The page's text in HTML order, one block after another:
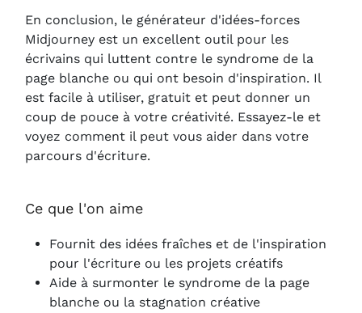
En conclusion, le générateur d'idées-forces
Midjourney est un excellent outil pour les
écrivains qui luttent contre le syndrome de la
page blanche ou qui ont besoin d'inspiration. Il
est facile à utiliser, gratuit et peut donner un
coup de pouce à votre créativité. Essayez-le et
voyez comment il peut vous aider dans votre
parcours d'écriture.
Ce que l'on aime
Fournit des idées fraîches et de l'inspiration
pour l'écriture ou les projets créatifs
Aide à surmonter le syndrome de la page
blanche ou la stagnation créative